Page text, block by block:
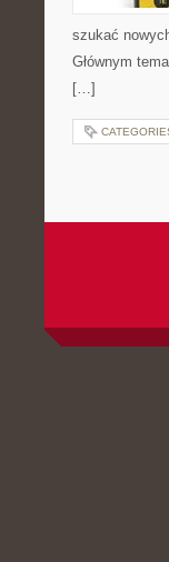
szukać
Głównym
[…]